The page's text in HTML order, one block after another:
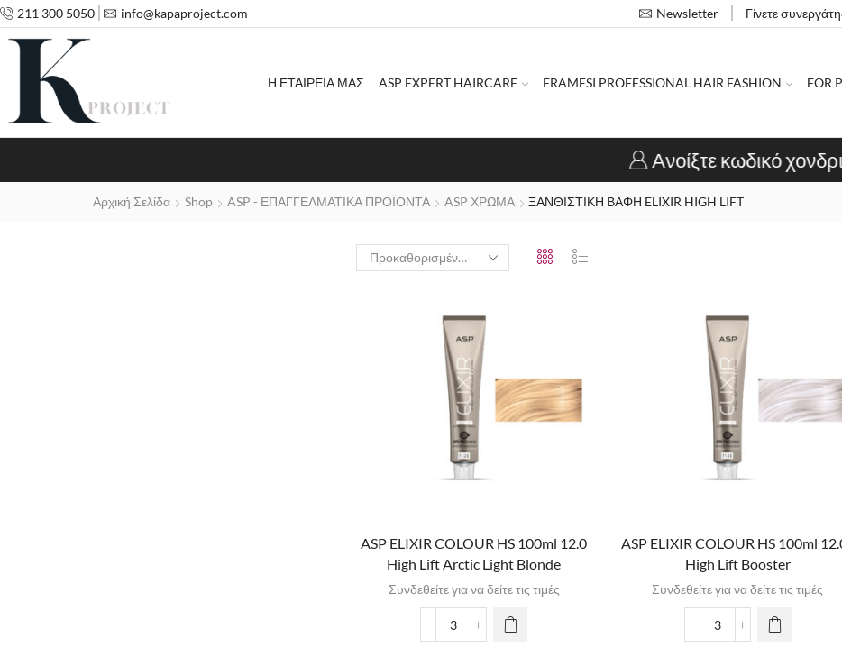
211 300 5050 info@kapaproject.com Newsletter Γίνετε
Η ΕΤΑΙΡΕΙΑ ΜΑΣ ASP EXPERT HAIRCARE FRAMESI PROFESSIONAL HAIR FASHION FOR
Εγγραφή κομμωτηρίου
Αρχική Σελίδα Shop ASP - ΕΠΑΓΓΕΛΜΑΤΙΚΑ ΠΡΟΪΟΝΤΑ ASP ΧΡΩΜΑ ΞΑΝΘΙΣΤΙΚΗ ΒΑΦΗ ELIXIR HIGH LIFT
ASP ELIXIR COLOUR HS 100ml 12.0
High Lift Arctic Light Blonde
Συνδεθείτε για να δείτε τις τιμές
ASP ELIXIR COLOUR HS 100ml
High Lift Booster
Συνδεθείτε για να δείτε τις τιμές